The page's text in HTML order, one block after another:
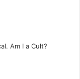
Am I a Cult?